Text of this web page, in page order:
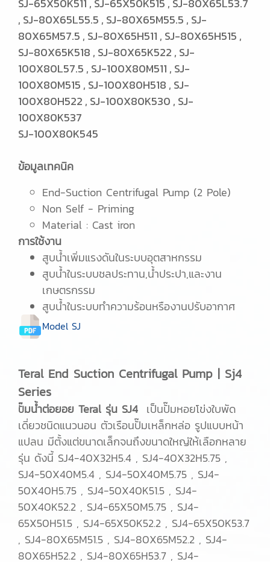
SJ-65X50K511 , SJ-65X50K515 , SJ-80X65L53.7
, SJ-80X65L55.5 , SJ-80X65M55.5 , SJ-
80X65M57.5 , SJ-80X65H511 , SJ-80X65H515 ,
SJ-80X65K518 , SJ-80X65K522 , SJ-
100X80L57.5 , SJ-100X80M511 , SJ-
100X80M515 , SJ-100X80H518 , SJ-
100X80H522 , SJ-100X80K530 , SJ-
100X80K537
SJ-100X80K545
ข้อมูลเทคนิค
End-Suction Centrifugal Pump (2 Pole)
Non Self - Priming
Material : Cast iron
การใช้งาน
สูบนํ้าเพิ่มแรงดันในระบบอุตสาหกรรม
สูบนํ้าในระบบชลประทาน,น้ำประปา,และงาน
เกษตรกรรม
สูบน้ำในระบบทำความร้อนหรืองานปรับอากาศ
Model SJ
Teral End Suction Centrifugal Pump | Sj4
Series
ปั๊มน้ำต่อยอย Teral รุ่น SJ4 เป็นปั๊มหอยโข่งใบพัด
เดี่ยวชนิดแนวนอน ตัวเรือนปั๊มเหล็กหล่อ รูปแบบหน้า
แปลน มีตั้งแต่ขนาดเล็กจนถึงขนาดใหญ่ให้เลือกหลาย
รุ่น ดังนี้ SJ4-40X32H5.4 , SJ4-40X32H5.75 ,
SJ4-50X40M5.4 , SJ4-50X40M5.75 , SJ4-
50X40H5.75 , SJ4-50X40K51.5 , SJ4-
50X40K52.2 , SJ4-65X50M5.75 , SJ4-
65X50H51.5 , SJ4-65X50K52.2 , SJ4-65X50K53.7
, SJ4-80X65M51.5 , SJ4-80X65M52.2 , SJ4-
80X65H52.2 , SJ4-80X65H53.7 , SJ4-